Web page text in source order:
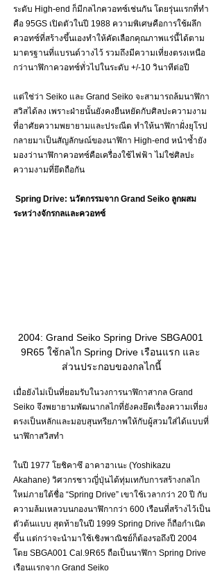
ระดับ High-end ก็มีกลไกควอทซ์เช่นกัน โดยรุ่นแรกที่ทำ
คือ 95GS เปิดตัวในปี 1988 ความพิเศษคือการใช้ผลึก
ควอทซ์ที่สร้างขึ้นเองทำให้คัดเลือกคุณภาพแร่นี้ได้ตาม
มาตรฐานที่แบรนด์วางไว้ รวมถึงมีความเที่ยงตรงเหนือ
กว่านาฬิกาควอทซ์ทั่วไปในระดับ +/-10 วินาทีต่อปี
แต่ใช่ว่า Seiko และ Grand Seiko จะสามารถล้มนาฬิกา
สวิสได้ลง เพราะฝ่ายนั้นยังคงยืนหยัดกับศิลปะความงาม
ที่อาศัยความพยายามและประณีต ทำให้นาฬิกาฝั่งยุโรป
กลายมาเป็นสัญลักษณ์ของนาฬิกา High-end หนำซ้ำยัง
มองว่านาฬิกาควอทซ์คือเครื่องใช้ไฟฟ้า ไม่ใช่ศิลปะ
ความงามที่ยึดถือกัน
Spring Drive: นวัตกรรมจาก Grand Seiko ลูกผสม
ระหว่างจักรกลและควอทซ์
2004: Grand Seiko Spring Drive SBGA001
9R65 ใช้กลไก Spring Drive เรือนแรก และ
ส่วนประกอบของกลไกนี้
เมื่อยังไม่เป็นที่ยอมรับในวงการนาฬิกาสากล Grand
Seiko จึงพยายามพัฒนากลไกที่ยังคงยึดเรื่องความเที่ยง
ตรงเป็นหลักและมอบสุนทรียภาพให้กับผู้สวมใส่ได้แบบที่
นาฬิกาสวิสทำ
ในปี 1977 โยชิคาซึ อาคาฮาเนะ (Yoshikazu
Akahane) วิศวกรชาวญี่ปุ่นได้ทุ่มเทกับการสร้างกลไก
ใหม่ภายใต้ชื่อ “Spring Drive” เขาใช้เวลากว่า 20 ปี กับ
ความล้มเหลวบนกองนาฬิกากว่า 600 เรือนที่สร้างไว้เป็น
ตัวต้นแบบ สุดท้ายในปี 1999 Spring Drive ก็ถือกำเนิด
ขึ้น แต่กว่าจะนำมาใช้เชิงพาณิชย์ก็ต้องรอถึงปี 2004
โดย SBGA001 Cal.9R65 ถือเป็นนาฬิกา Spring Drive
เรือนแรกจาก Grand Seiko